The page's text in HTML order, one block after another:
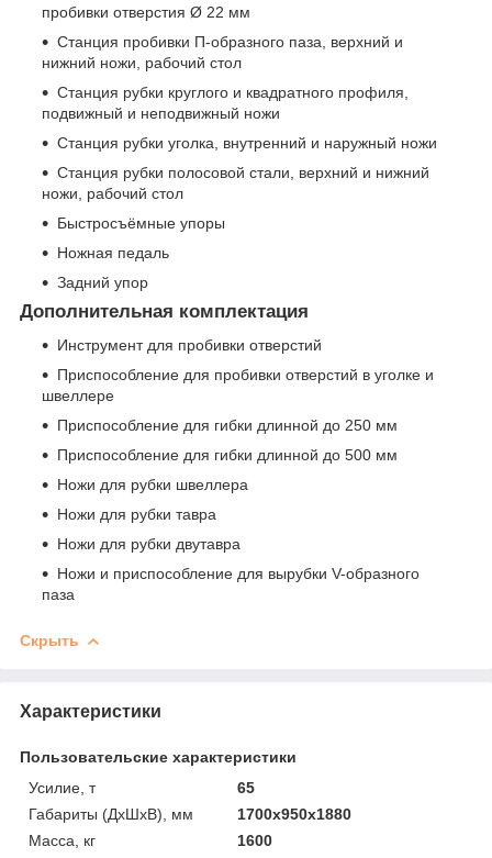
пробивки отверстия Ø 22 мм
Станция пробивки П-образного паза, верхний и
нижний ножи, рабочий стол
Станция рубки круглого и квадратного профиля,
подвижный и неподвижный ножи
Станция рубки уголка, внутренний и наружный ножи
Станция рубки полосовой стали, верхний и нижний
ножи, рабочий стол
Быстросъёмные упоры
Ножная педаль
Задний упор
Дополнительная комплектация
Инструмент для пробивки отверстий
Приспособление для пробивки отверстий в уголке и
швеллере
Приспособление для гибки длинной до 250 мм
Приспособление для гибки длинной до 500 мм
Ножи для рубки швеллера
Ножи для рубки тавра
Ножи для рубки двутавра
Ножи и приспособление для вырубки V-образного
паза
Скрыть
Характеристики
Пользовательские характеристики
Усилие, т
65
Габариты (ДхШхВ), мм
1700х950х1880
Масса, кг
1600